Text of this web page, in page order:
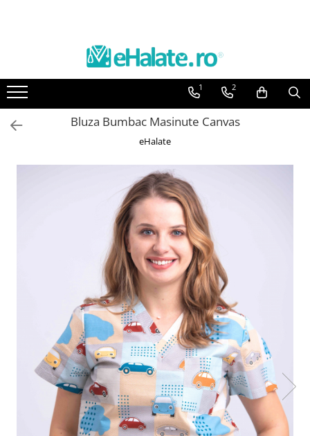
Toate Produsele
Bluze Unisex
Pantaloni Unisex
Costume Unisex
Halate medicale femei
Halate medicale barbati
Halate medicale P2 cu fluturas
Halate medicale cu nasturi
Halate medicale cu fermoar
Halate medicale polar - unisex
Halate medicale albe
1 2
Bluza Bumbac Masinute Canvas
eHalate